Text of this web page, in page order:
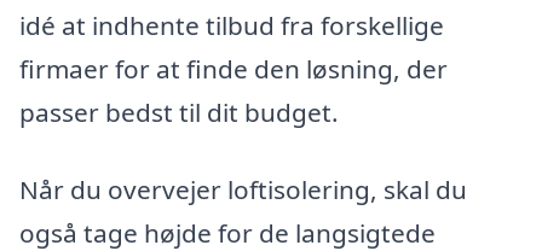
idé at indhente tilbud fra forskellige
firmaer for at finde den løsning, der
passer bedst til dit budget.
Når du overvejer loftisolering, skal du
også tage højde for de langsigtede